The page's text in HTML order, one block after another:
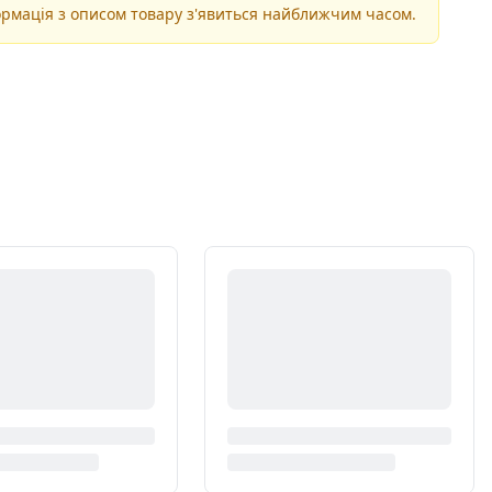
з описом товару з'явиться найближчим часом.